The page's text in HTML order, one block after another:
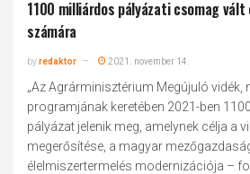
1100 milliárdos pályázati csomag
számára
byredaktor 2021. november 14.
„Az Agrárminisztérium Megújuló vidék,
programjának keretében 2021-ben
pályázat jelenik meg, amelynek célja a
megerősítése, a magyar
élelmiszertermelés modernizációja –